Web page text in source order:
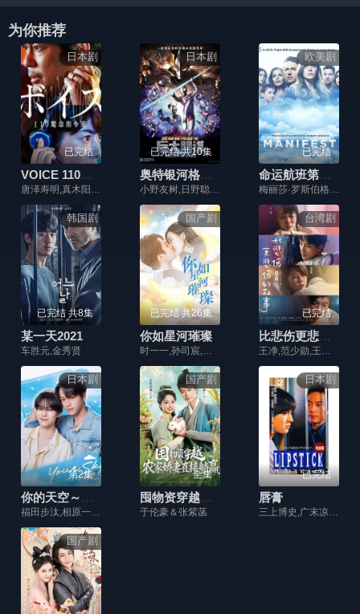
为你推荐
日本剧
已完结
VOICE 110紧急指令室
唐泽寿明,真木阳子,增田贵久,木村佑一,安井顺平,田村健太郎,小市慢太郎,石桥菜津美
日本剧
已完结 共10集
奥特银河格斗：巨大的阴谋2020
小野友树,日野聪,宫野真守,寺岛拓笃,驹田航
欧美剧
已完结
命运航班第一季
梅丽莎·罗斯伯格,乔希·达拉斯,雅典娜·卡尔卡尼斯,J·R·拉米雷斯,卢娜·布雷斯,杰克·梅西纳,帕尔文·考尔,提姆·莫里亚蒂,阿尔弗雷多·纳西索,寇蒂斯·库克
韩国剧
已完结 共8集
某一天2021
车胜元,金秀贤
国产剧
已完结 共26集
你如星河璀璨
时一一,孙司宸,欧阳鸿轩,白柳嫣
台湾剧
已完结
比悲伤更悲伤的故事剧版
王净,范少勋,王柏杰,邵雨薇,姚以缇,曾少宗,袁艾菲,白润音,马念先,蔡嘉茵
日本剧
第2集
你的天空～晴转恋
福田步汰,相原一心,柊太朗,中林登生,中山敬悟,朴暋硕,谷口太一
国产剧
全集
囤物资穿越，农家娇妻直接躺赢
于伦豪＆张紫菡
日本剧
已完结
唇膏
三上博史,广末凉子,洼冢洋介,池胁千鹤,伊藤步,石田壹成,中村爱美,麻生祐未,田中美奈子,吉本多香美,夏八木勋
国产剧